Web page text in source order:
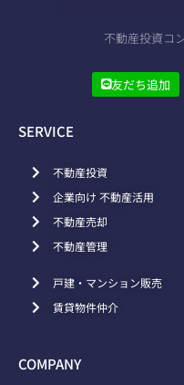
不動産投資コ
友だち追加
SERVICE
不動産投資
企業向け 不動産活用
不動産売却
不動産管理
戸建・マンション販売
賃貸物件仲介
COMPANY